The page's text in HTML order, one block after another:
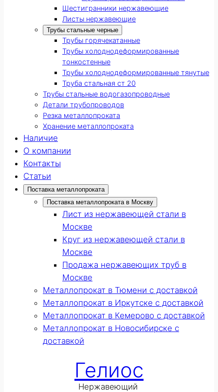
Шестигранники нержавеющие
Листы нержавеющие
Трубы стальные черные
Трубы горячекатанные
Трубы холоднодеформированные
тонкостенные
Трубы холоднодеформированные тянутые
Труба стальная ст 20
Трубы стальные водогазопроводные
Детали трубопроводов
Резка металлопроката
Хранение металлопроката
Наличие
О компании
Контакты
Статьи
Поставка металлопроката
Поставка металлопроката в Москву
Лист из нержавеющей стали в
Москве
Круг из нержавеющей стали в
Москве
Продажа нержавеющих труб в
Москве
Металлопрокат в Тюмени с доставкой
Металлопрокат в Иркутске с доставкой
Металлопрокат в Кемерово с доставкой
Металлопрокат в Новосибирске с
доставкой
Гелиос
Нержавеющий